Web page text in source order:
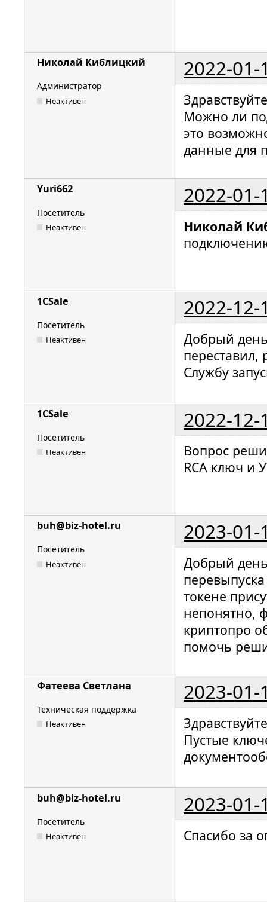
Николай Киблицкий 2022-01-
Администратор
Неактивен
Можно ли
это
данные для
Yuri662 2022-01-
Посетитель
Неактивен
Николай
1CSale 2022-12-
Посетитель
Неактивен
Добрый
Службу
1CSale 2022-12-
Посетитель
Неактивен
Вопрос
RCA ключ и
buh@biz-hotel.ru 2023-01-
Посетитель
Неактивен
Добрый
токене
непонятно,
криптопро
помочь
Фатеева Светлана 2023-01-
Техническая поддержка
Неактивен
Пустые
buh@biz-hotel.ru 2023-01-
Посетитель
Неактивен Спасибо за